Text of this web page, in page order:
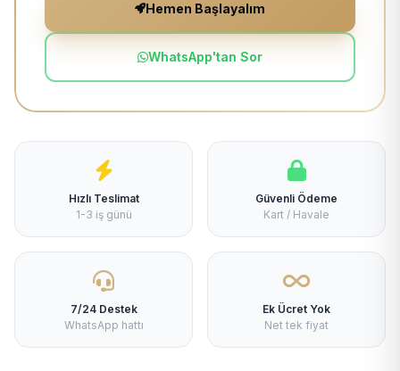
Hemen Başlayalım
WhatsApp'tan Sor
Hızlı Teslimat
1-3 iş günü
Güvenli Ödeme
Kart / Havale
7/24 Destek
WhatsApp hattı
Ek Ücret Yok
Net tek fiyat